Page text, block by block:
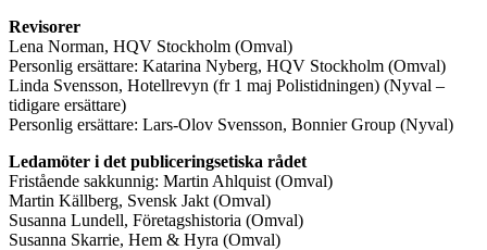
Revisorer
Lena Norman, HQV Stockholm (Omval)
Personlig ersättare: Katarina Nyberg, HQV Stockholm (Omval)
Linda Svensson, Hotellrevyn (fr 1 maj Polistidningen) (Nyval –
tidigare ersättare)
Personlig ersättare: Lars-Olov Svensson, Bonnier Group (Nyval)
Ledamöter i det publiceringsetiska rådet
Fristående sakkunnig: Martin Ahlquist (Omval)
Martin Källberg, Svensk Jakt (Omval)
Susanna Lundell, Företagshistoria (Omval)
Susanna Skarrie, Hem & Hyra (Omval)